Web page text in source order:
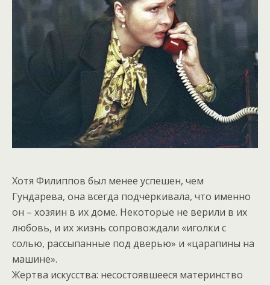
Хотя Филиппов был менее успешен, чем
Гундарева, она всегда подчёркивала, что именно
он – хозяин в их доме. Некоторые не верили в их
любовь, и их жизнь сопровождали «иголки с
солью, рассыпанные под дверью» и «царапины на
машине».
Жертва искусства: несостоявшееся материнство